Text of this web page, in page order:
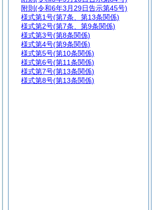
附則 (令和6年3月29日告示第45号)
様式第1号(第7条、第13条関係)
様式第2号(第7条、第9条関係)
様式第3号(第8条関係)
様式第4号(第9条関係)
様式第5号(第10条関係)
様式第6号(第11条関係)
様式第7号(第13条関係)
様式第8号(第13条関係)